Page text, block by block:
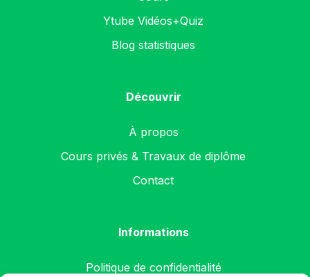
Ytube Vidéos+Quiz
Blog statistiques
Découvrir
À propos
Cours privés & Travaux de diplôme
Contact
Informations
Politique de confidentialité